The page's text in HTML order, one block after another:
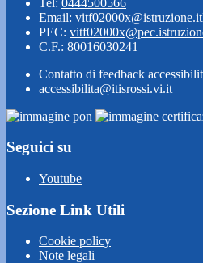
Email: vitf02000x@istruzione.it
PEC:
C.F.: 80016030241
Contatto di feedback
accessibilita@itisrossi.vi.it
Seguici su
Youtube
Sezione Link Utili
Cookie policy
Note legali